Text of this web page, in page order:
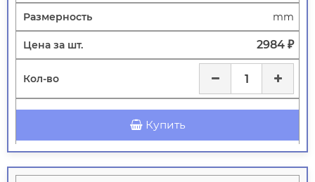
mm
2984 ₽
Купить